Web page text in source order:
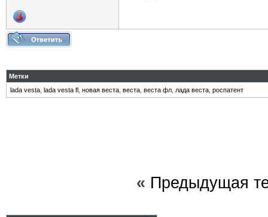
Метки
lada vesta lada vesta fl новая веста веста веста фл лада веста роспатент
« Предыдущая